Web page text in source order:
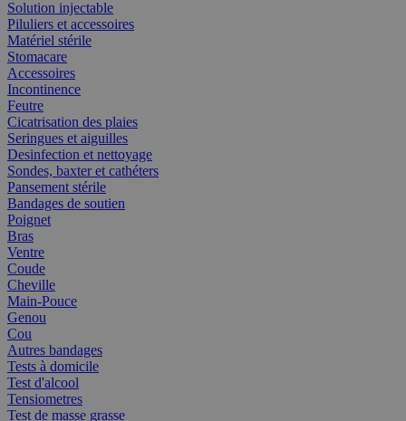
Solution injectable
Piluliers et accessoires
Matériel stérile
Stomacare
Accessoires
Incontinence
Feutre
Cicatrisation des plaies
Seringues et aiguilles
Desinfection et nettoyage
Sondes, baxter et cathéters
Pansement stérile
Bandages de soutien
Poignet
Bras
Ventre
Coude
Cheville
Main-Pouce
Genou
Cou
Autres bandages
Tests à domicile
Test d'alcool
Tensiometres
Test de masse grasse